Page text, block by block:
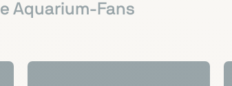
Aquarium-Fans